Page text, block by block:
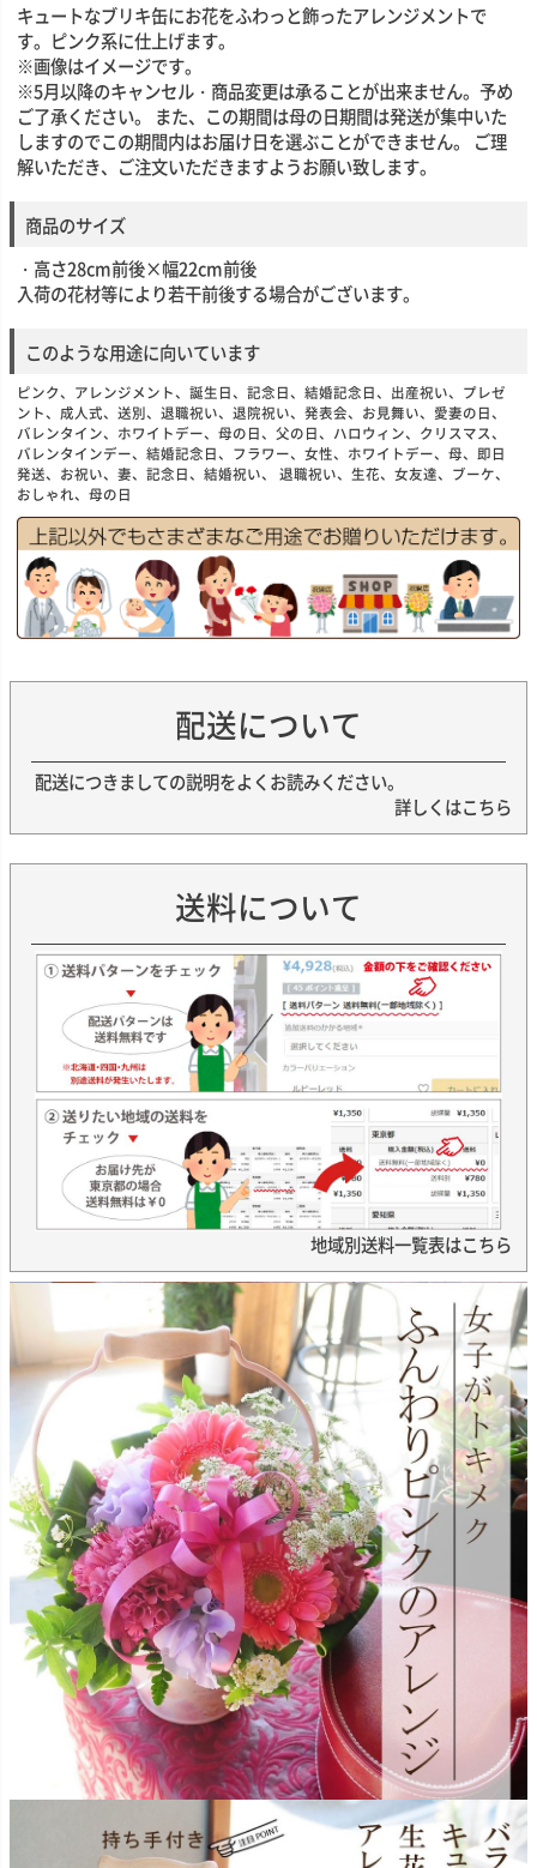
キュートなブリキ缶にお花をふわっと飾ったアレンジメントで
す。ピンク系に仕上げます。
※画像はイメージです。
※5月以降のキャンセル・商品変更は承ることが出来ません。予め
ご了承ください。 また、この期間は母の日期間は発送が集中いた
しますのでこの期間内はお届け日を選ぶことができません。 ご理
解いただき、ご注文いただきますようお願い致します。
商品のサイズ
・高さ28cm前後×幅22cm前後
入荷の花材等により若干前後する場合がございます。
このような用途に向いています
ピンク、アレンジメント、誕生日、記念日、結婚記念日、出産祝い、プレゼ
ント、成人式、送別、退職祝い、退院祝い、発表会、お見舞い、愛妻の日、
バレンタイン、ホワイトデー、母の日、父の日、ハロウィン、クリスマス、
バレンタインデー、結婚記念日、フラワー、女性、ホワイトデー、母、即日
発送、お祝い、妻、記念日、結婚祝い、 退職祝い、生花、女友達、ブーケ、
おしゃれ、母の日
配送について
配送につきましての説明をよくお読みください。
詳しくはこちら
送料について
地域別送料一覧表はこちら